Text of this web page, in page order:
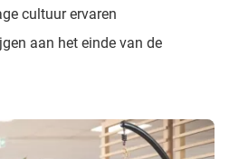
cultuur ervaren
aan het einde van de